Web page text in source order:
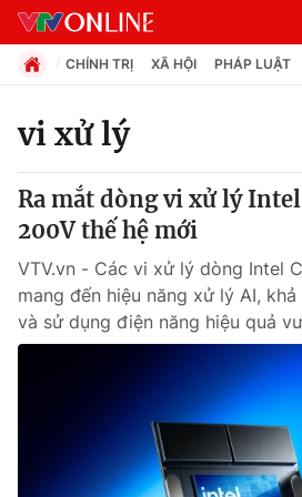
Chuyên mục
Chính trị
Xã hội
Pháp luật
Thế giới
CHÍNH TRỊ XÃ HỘI PHÁP LUẬT
vi xử lý
Ra mắt dòng vi xử lý
200V thế hệ mới
VTV.vn - Các vi xử lý dòng Intel
mang đến hiệu năng xử lý AI,
và sử dụng điện năng hiệu quả